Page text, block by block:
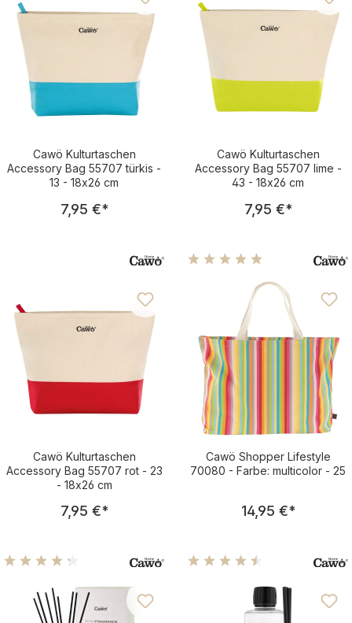
Cawö Kulturtaschen
Accessory Bag 55707 türkis -
13 - 18x26 cm
Regulärer Preis:
7,95 €*
Cawö Kulturtaschen
Accessory Bag 55707 lime -
43 - 18x26 cm
Regulärer
7,95 €*
Cawö Kulturtaschen
Accessory Bag 55707 rot - 23
- 18x26 cm
Regulärer Preis:
7,95 €*
Durchschnittliche
Cawö Shopper Lifestyle
70080 - Farbe: multicolor - 25
Regulärer
14,95 €*